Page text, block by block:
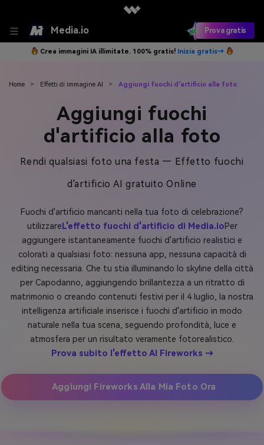
Media.io Prova gratis
Crea immagini IA illimitate. 100% gratis! Inizia gratis→
Home > Effetti di immagine AI > Aggiungi fuochi d'artificio alla foto
Aggiungi fuochi
d'artificio alla foto
Rendi qualsiasi foto una festa — Effetto fuochi
d'artificio AI gratuito Online
Fuochi d'artificio mancanti nella tua foto di celebrazione?
utilizzare L'effetto fuochi d'artificio di Media.ioPer
aggiungere istantaneamente fuochi d'artificio realistici e
colorati a qualsiasi foto: nessuna app, nessuna capacità di
editing necessaria. Che tu stia illuminando lo skyline della città
per Capodanno, aggiungendo brillantezza a un ritratto di
matrimonio o creando contenuti festivi per il 4 luglio, la nostra
intelligenza artificiale inserisce i fuochi d'artificio in modo
naturale nella tua scena, seguendo profondità, luce e
atmosfera per un risultato veramente fotorealistico.
Prova subito l'effetto AI Fireworks →
Aggiungi Fireworks Alla Mia Foto Ora